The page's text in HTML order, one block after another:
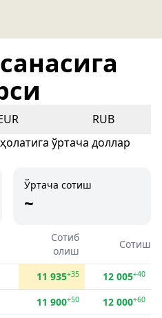
RUB
ўртача доллар
Ўртача сотиш
~
Сотиб
олиш
Сотиш
11 935+35 12 005+40
11 900+50 12 000+60